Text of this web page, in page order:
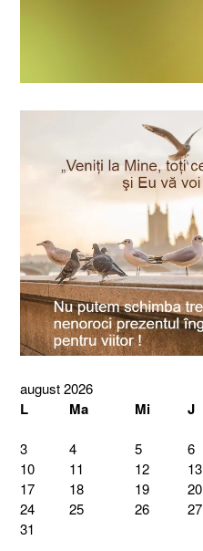
august 2026
L Ma Mi J
3
4 5 6
10
11 12 13
17
18 19 20
24
25 26 27
31